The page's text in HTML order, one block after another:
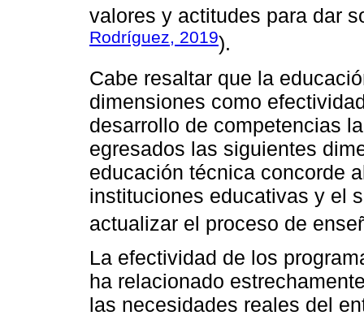
valores y actitudes para dar
Rodríguez, 2019).
Cabe resaltar que la
dimensiones como
desarrollo de competencias
egresados las siguientes
educación técnica concorde
instituciones educativas y el
actualizar el proceso de
La efectividad de los
ha relacionado
las necesidades reales del